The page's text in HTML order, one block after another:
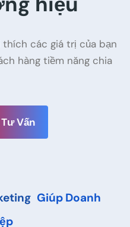
các giá trị của bạn
hàng tiềm năng chia
Vấn
Giúp Doanh